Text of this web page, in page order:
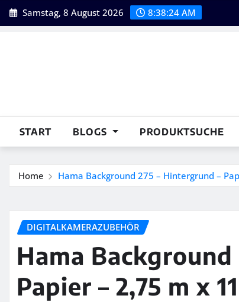
Skip
to
Samstag, 8 August 2026 8:38:25 AM
START BLOGS PRODUKTSUCHE
Home Hama Background 275 – Hintergrund –
DIGITALKAMERAZUBEHÖR
Hama
Papier – 2,75 m x